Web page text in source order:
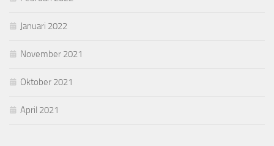
Januari 2022
November 2021
Oktober 2021
April 2021